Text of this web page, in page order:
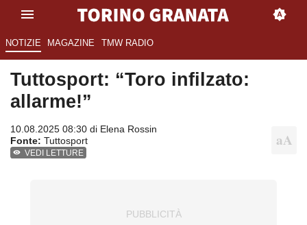
NOTIZIE MAGAZINE TMW RADIO
Tuttosport: “Toro infilzato:
allarme!”
10.08.2025 08:30 di Elena Rossin
Fonte: Tuttosport
VEDI LETTURE